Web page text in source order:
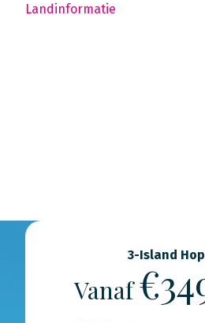
Landinformatie
3-Island
Vanaf